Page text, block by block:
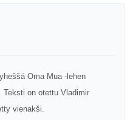
Oma Mua -lehen
Teksti on otettu Vladimir
vienakši.